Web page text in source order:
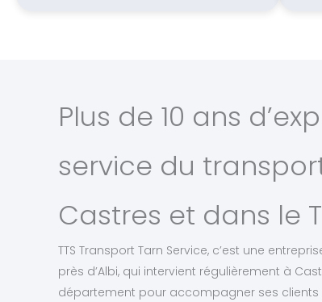
Plus de 10 ans
service du
Castres et dans le
TTS Transport Tarn Service, c’est une
près d’Albi, qui intervient régulièrement à
département pour accompagner ses clients